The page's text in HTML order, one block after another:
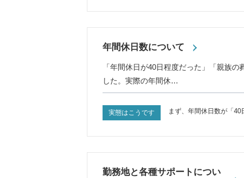
年間休日数について
「年間休日が40日程度だった」「親族
した。実際の年間休…
実態はこうです まず、年間休日数が「
勤務地と各種サポートについ